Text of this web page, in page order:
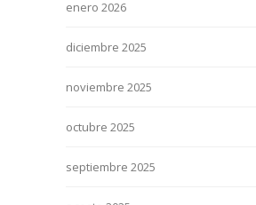
enero 2026
diciembre 2025
noviembre 2025
octubre 2025
septiembre 2025